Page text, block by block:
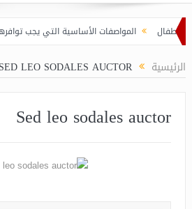
المواصفات الأساسية التي يجب توافرها
الرئيسية SED LEO SODALES AUCTOR
Sed leo sodales auctor